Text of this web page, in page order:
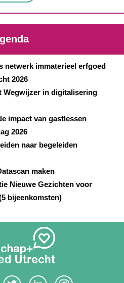
netwerk immaterieel erfgoed
2026
Wegwijzer in digitalisering
impact van gastlessen
2026
naar begeleiden
maken
Nieuwe Gezichten voor
bijeenkomsten)